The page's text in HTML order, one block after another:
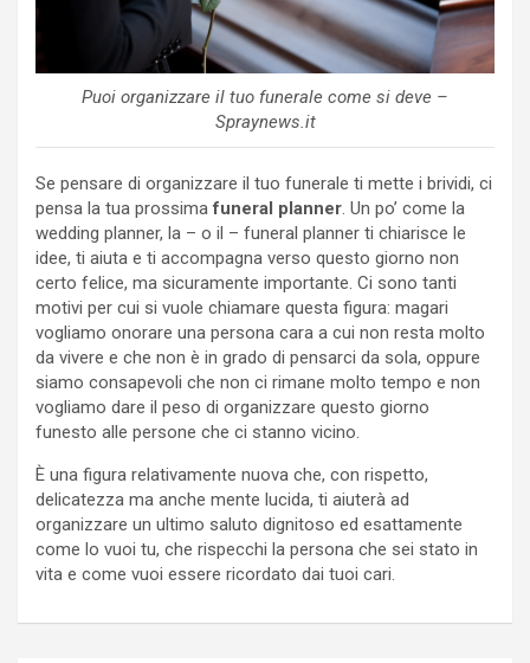
Puoi organizzare il tuo funerale come si deve –
Spraynews.it
Se pensare di organizzare il tuo funerale ti mette i brividi, ci
pensa la tua prossimafuneral planner . Un po’ come la
wedding planner, la – o il – funeral planner ti chiarisce le
idee, ti aiuta e ti accompagna verso questo giorno non
certo felice, ma sicuramente importante. Ci sono tanti
motivi per cui si vuole chiamare questa figura: magari
vogliamo onorare una persona cara a cui non resta molto
da vivere e che non è in grado di pensarci da sola, oppure
siamo consapevoli che non ci rimane molto tempo e non
vogliamo dare il peso di organizzare questo giorno
funesto alle persone che ci stanno vicino.
È una figura relativamente nuova che, con rispetto,
delicatezza ma anche mente lucida, ti aiuterà ad
organizzare un ultimo saluto dignitoso ed esattamente
come lo vuoi tu, che rispecchi la persona che sei stato in
vita e come vuoi essere ricordato dai tuoi cari.